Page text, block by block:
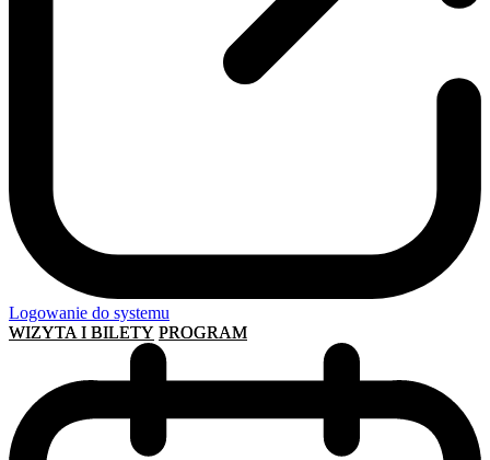
Logowanie do systemu
WIZYTA I BILETY PROGRAM